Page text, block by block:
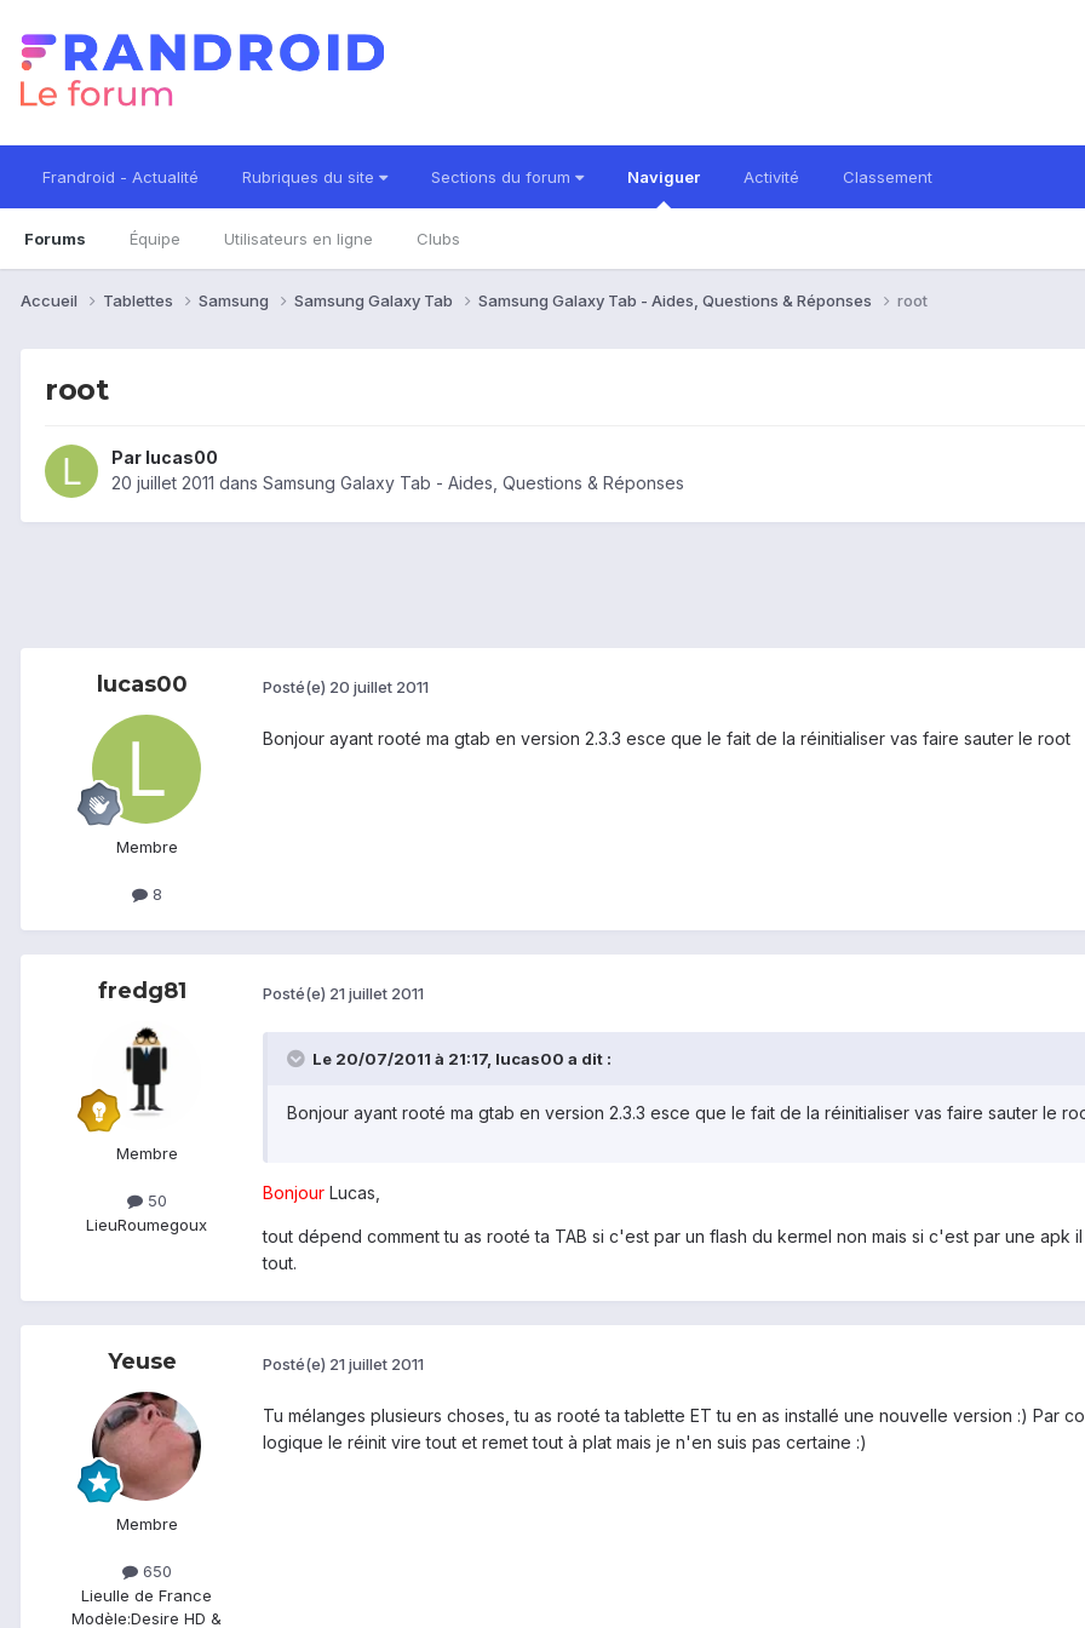
Frandroid - Actualité Rubriques du site Sections du forum Naviguer
Forums Équipe Utilisateurs en ligne Clubs
Activité Classement
Accueil Tablettes Samsung Samsung Galaxy Tab Samsung Galaxy Tab - Aides, Questions & Réponses root
root
Par lucas00
20 juillet 2011 dans Samsung Galaxy Tab - Aides, Questions & Réponses
lucas00
Membre
8
Posté(e) 20 juillet 2011
Bonjour ayant rooté ma gtab en version 2.3.3 esce que le fait de la réinitialiser vas faire sauter le root
fredg81
Membre
50
LieuRoumegoux
Posté(e) 21 juillet 2011
Le 20/07/2011 à 21:17, lucas00 a dit :
Bonjour ayant rooté ma gtab en version 2.3.3 esce que le fait de la réinitialiser vas faire sauter le
Bonjour Lucas,
tout dépend comment tu as rooté ta TAB si c'est par un flash du kermel non mais si c'est par une
tout.
Yeuse
Membre
650
LieuIle de France
Modèle:Desire HD &
Posté(e) 21 juillet 2011
Tu mélanges plusieurs choses, tu as rooté ta tablette ET tu en as installé une nouvelle version :) Par
logique le réinit vire tout et remet tout à plat mais je n'en suis pas certaine :)